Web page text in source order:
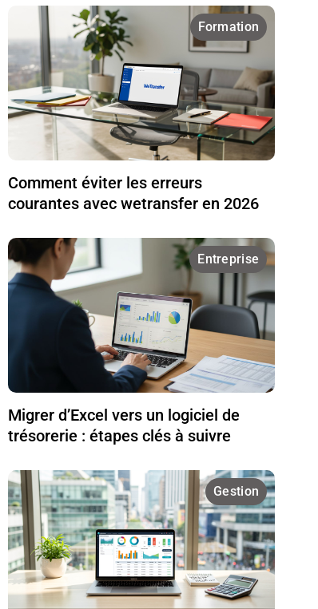
Formation
Comment éviter les erreurs
courantes avec wetransfer en 2026
Entreprise
Migrer d’Excel vers un logiciel de
trésorerie : étapes clés à suivre
Gestion